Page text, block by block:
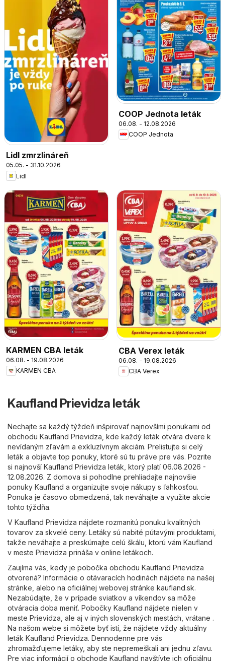
Lidl zmrzlináreň
05.05. - 31.10.2026
Lidl
COOP Jednota leták
06.08. - 12.08.2026
COOP Jednota
KARMEN CBA leták
06.08. - 19.08.2026
KARMEN CBA
CBA Verex leták
06.08. - 19.08.2026
CBA Verex
Kaufland Prievidza leták
Nechajte sa každý týždeň inšpirovať najnovšími ponukami od
obchodu Kaufland Prievidza, kde každý leták otvára dvere k
nevídaným zľavám a exkluzívnym akciám. Prelistujte si celý
leták a objavte top ponuky, ktoré sú tu práve pre vás. Pozrite
si najnovší Kaufland Prievidza leták, ktorý platí 06.08.2026 -
12.08.2026. Z domova si pohodlne prehliadajte najnovšie
ponuky Kaufland a organizujte svoje nákupy s ľahkosťou.
Ponuka je časovo obmedzená, tak neváhajte a využite akcie
tohto týždňa.
V Kaufland Prievidza nájdete rozmanitú ponuku kvalitných
tovarov za skvelé ceny. Letáky sú nabité pútavými produktami,
takže neváhajte a preskúmajte celú škálu, ktorú vám Kaufland
v meste Prievidza prináša v online letákoch.
Zaujíma vás, kedy je pobočka obchodu Kaufland Prievidza
otvorená? Informácie o otávaracích hodinách nájdete na našej
stránke, alebo na oficiálnej webovej stránke kaufland.sk.
Nezabúdajte, že v prípade sviatkov a víkendov sa môže
otváracia doba meniť. Pobočky Kaufland nájdete nielen v
meste Prievidza, ale aj v iných slovenských mestách, vrátane .
Na našom webe si môžete byť istí, že nájdete vždy aktuálny
leták Kaufland Prievidza. Dennodenne pre vás
zhromažďujeme letáky, aby ste nepremeškali ani jednu zľavu.
Pre viac informácií o obchode Kaufland navštívte ich oficiálnu